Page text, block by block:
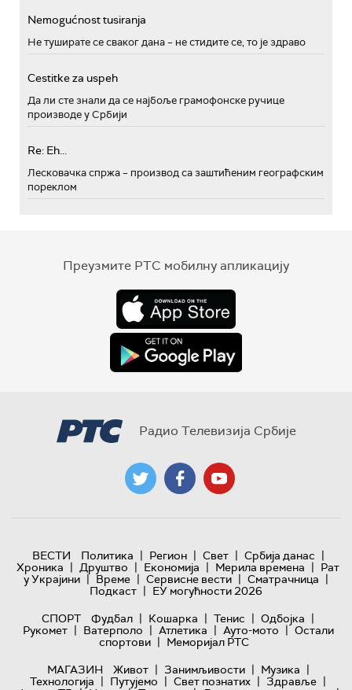
Nemogućnost tusiranja
Не туширате се сваког дана – не стидите се, то је здраво
Cestitke za uspeh
Да ли сте знали да се најбоље грамофонске ручице
производе у Србији
Re: Eh...
Лесковачка спржа – производ са заштићеним географским
пореклом
Преузмите РТС мобилну апликацију
Радио Телевизија Србије
ВЕСТИ Политика | Регион | Свет | Србија данас |
Хроника | Друштво | Економија | Мерила времена | Рат
у Украјини | Време | Сервисне вести | Сматрачница |
Подкаст | ЕУ могућности 2026
СПОРТ
Фудбал | Кошарка | Тенис | Одбојка |
Рукомет | Ватерполо | Атлетика | Ауто-мото | Остали
спортови | Меморијал РТС
МАГАЗИН
Живот | Занимљивости | Музика |
Технологијa | Путујемо | Свет познатих | Здравље |